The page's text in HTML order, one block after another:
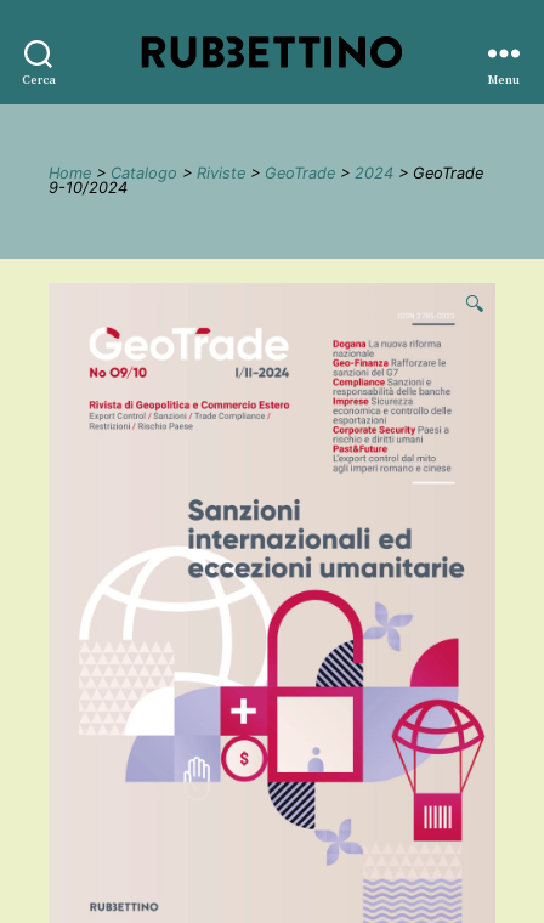
Cerca
editore
Menu
Home > Catalogo > Riviste > GeoTrade > 2024 > GeoTrade
9-10/2024
🔍